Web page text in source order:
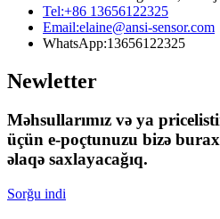
Tel:+86 13656122325
Email:elaine@ansi-sensor.com
WhatsApp:13656122325
Newletter
Məhsullarımız və ya
üçün e-poçtunuzu bizə
əlaqə saxlayacağıq.
Sorğu indi